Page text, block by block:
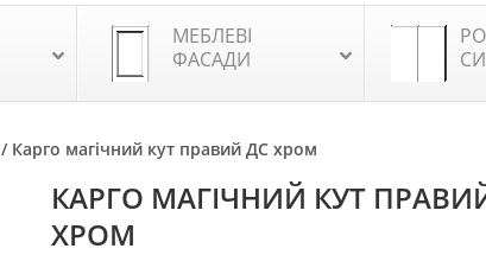
МЕБЛЕВІ
ФАСАДИ
/ Карго магічний кут правий ДС хром
КАРГО МАГІЧНИЙ КУТ
ХРОМ